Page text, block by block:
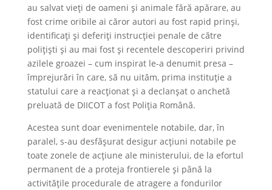
au salvat vieți de oameni și animale fără apărare, au
fost crime oribile ai căror autori au fost rapid prinși,
identificați și deferiți instrucției penale de către
polițiști și au mai fost și recentele descoperiri privind
azilele groazei – cum inspirat le-a denumit presa –
împrejurări în care, să nu uităm, prima instituție a
statului care a reacționat și a declanșat o anchetă
preluată de DIICOT a fost Poliția Română.
Acestea sunt doar evenimentele notabile, dar, în
paralel, s-au desfășurat desigur acțiuni notabile pe
toate zonele de acțiune ale ministerului, de la efortul
permanent de a proteja frontierele și până la
activitățile procedurale de atragere a fondurilor